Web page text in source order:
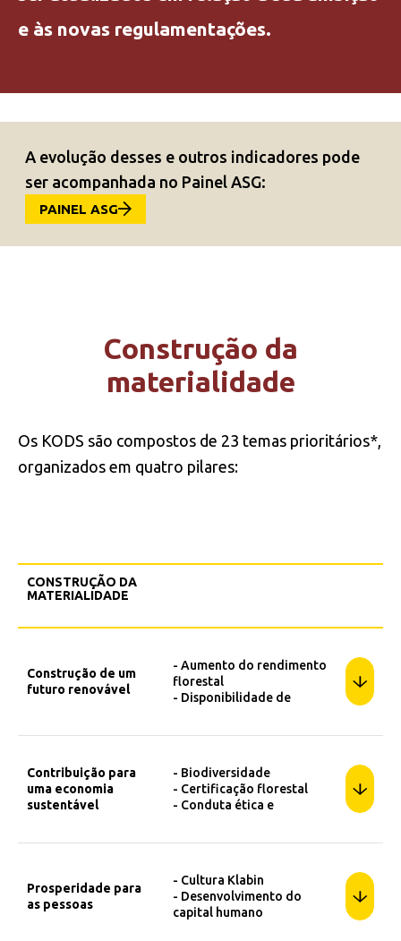
e às novas regulamentações.
A evolução desses e outros indicadores pode
ser acompanhada no Painel ASG:
PAINEL ASG
Construção da
materialidade
Os KODS são compostos de 23 temas prioritários*,
organizados em quatro pilares:
CONSTRUÇÃO DA
MATERIALIDADE
Construção de um
futuro renovável
- Aumento do rendimento
florestal
- Disponibilidade de
- Uso de energia
Contribuição para
uma economia
sustentável
- Biodiversidade
- Certificação florestal
- Conduta ética e
fornecedores
- Gestão de riscos
- Impacto nas
Prosperidade para
as pessoas
- Cultura Klabin
- Desenvolvimento do
capital humano